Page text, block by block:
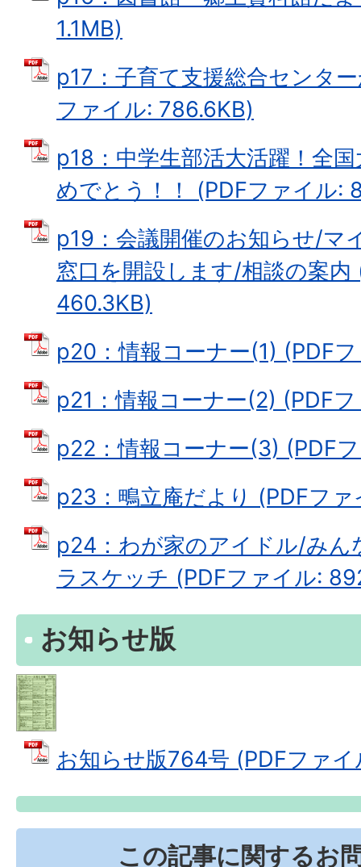
1.1MB)
p17：子育て支援総合センタ
ファイル: 786.6KB)
p18：中学生部活大活躍！全
めでとう！！ (PDFファイル:
p19：会議開催のお知らせ/マ
窓口を開設します/相談の案内
460.3KB)
p20：情報コーナー(1) (PDF
p21：情報コーナー(2) (PDF
p22：情報コーナー(3) (PDF
p23：鴫立庵だより (PDFフ
p24：わが家のアイドル/み
ラスケッチ (PDFファイル:
お知らせ版
お知らせ版764号 (PDFファイ
この記事に関するお